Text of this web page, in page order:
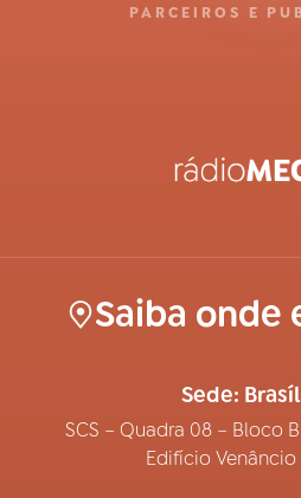
PARCEIROS E
Saiba onde
Sede:
SCS – Quadra 08 – Bloco
Edifício